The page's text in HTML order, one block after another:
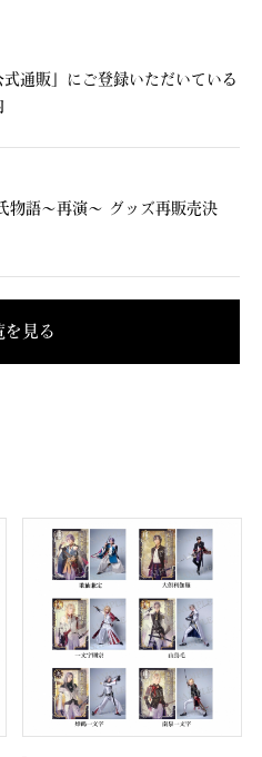
式通販」にご登録いただいている
物語～再演～ グッズ再販売決
を見る